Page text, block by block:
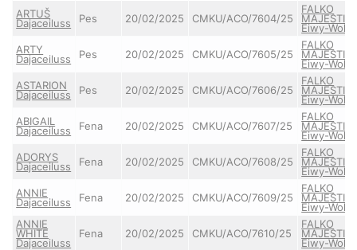
ARTUŠ
Dajaceiluss Pes 20/02/2025 CMKU/ACO/7604/25
FALKO
MAJESTIC
Eiwy-Wolf
ARTY
Dajaceiluss Pes 20/02/2025 CMKU/ACO/7605/25
FALKO
MAJESTIC
Eiwy-Wolf
ASTARION
Dajaceiluss Pes 20/02/2025 CMKU/ACO/7606/25
FALKO
MAJESTIC
Eiwy-Wolf
ABIGAIL
Dajaceiluss Fena 20/02/2025 CMKU/ACO/7607/25
FALKO
MAJESTIC
Eiwy-Wolf
ADORYS
Dajaceiluss Fena 20/02/2025 CMKU/ACO/7608/25
FALKO
MAJESTIC
Eiwy-Wolf
ANNIE
Dajaceiluss Fena 20/02/2025 CMKU/ACO/7609/25
FALKO
MAJESTIC
Eiwy-Wolf
ANNIE
WHITE
Dajaceiluss
Fena 20/02/2025 CMKU/ACO/7610/25
FALKO
MAJESTIC
Eiwy-Wolf